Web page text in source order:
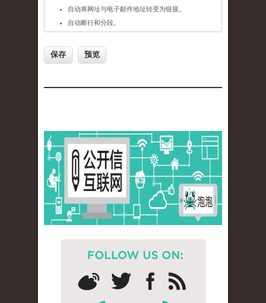
自动将网址与电子邮件地址转变为链接。
自动断行和分段。